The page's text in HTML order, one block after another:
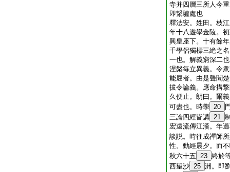
寺并四層三所人今
即繋驢處也
釋法安。姓田。枝
年十八遊學金陵。
興皇座下。十有餘
千學侶獨標三絶之
一也。解義窮深二
涅槃毎立異義。令
能屈者。由是聲聞
拔令論義。應命搆
久便止。朗曰。爾
可盡也。時學 20
三論四經皆講 21
宏遠流傳江漢。年
談説。時往成禪師
性。動經晨夕。而
秋六十五 23 終於
西望沙 25 洲。即